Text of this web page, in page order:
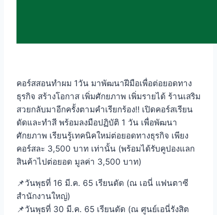
คอร์สสอนทำผม 1วัน มาพัฒนาฝีมือเพื่อต่อยอดทาง
ธุรกิจ สร้างโอกาส เพิ่มศักยภาพ เพิ่มรายได้ ร้านเสริม
สวยกลับมาอีกครั้งตามคำเรียกร้อง‼️ เปิดคอร์สเรียน
ดัดและทำสี พร้อมลงมือปฏิบัติ 1 วัน เพื่อพัฒนา
ศักยภาพ เรียนรู้เทคนิคใหม่ต่อยอดทางธุรกิจ เพียง
คอร์สละ 3,500 บาท เท่านั้น (พร้อมได้รับคูปองแลก
สินค้าไปต่อยอด มูลค่า 3,500 บาท)
📌วันพุธที่ 16 มี.ค. 65 เรียนดัด (ณ เอนี่ แฟนตาซี
สำนักงานใหญ่)
📌วันพุธที่ 30 มี.ค. 65 เรียนดัด (ณ ศูนย์เอนี่รังสิต